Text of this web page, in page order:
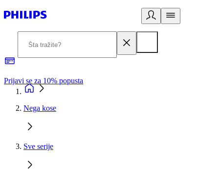
Prijavi se za 10% popusta
Nega kose
Sve serije